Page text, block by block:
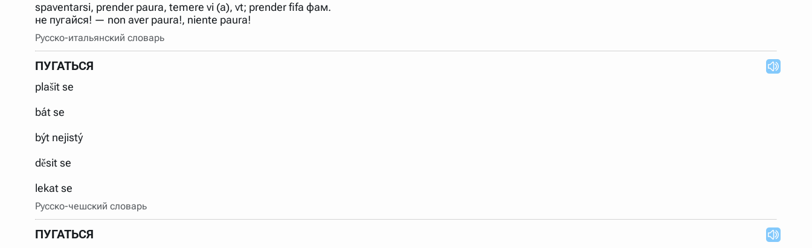
spaventarsi, prender paura, temere vi (a), vt; prender fifa фам.
Русско-итальянский словарь
ПУГАТЬСЯ
plašit se
bát se
být nejistý
děsit se
lekat se
Русско-чешский словарь
ПУГАТЬСЯ